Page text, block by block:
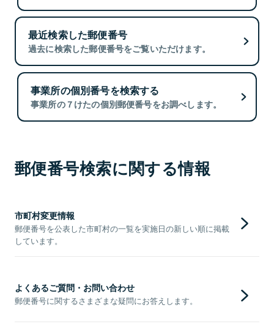
最近検索した郵便番号
過去に検索した郵便番号をご覧いただけます。
事業所の個別番号を検索する
事業所の７けたの個別郵便番号をお調べします。
郵便番号検索に関する情報
市町村変更情報
郵便番号を公表した市町村の一覧を実施日の新しい順に掲載
しています。
よくあるご質問・お問い合わせ
郵便番号に関するさまざまな疑問にお答えします。